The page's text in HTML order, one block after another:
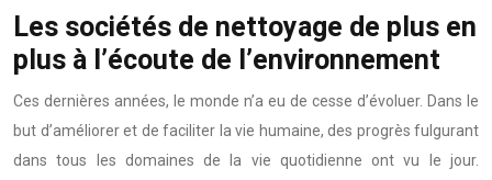
Les sociétés de nettoyage de plus en
plus à l’écoute de l’environnement
Ces dernières années, le monde n’a eu de cesse d’évoluer. Dans le
but d’améliorer et de faciliter la vie humaine, des progrès fulgurant
dans tous les domaines de la vie quotidienne ont vu le jour.